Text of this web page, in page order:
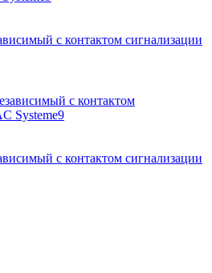
с контактом сигнализации
с контактом сигнализации